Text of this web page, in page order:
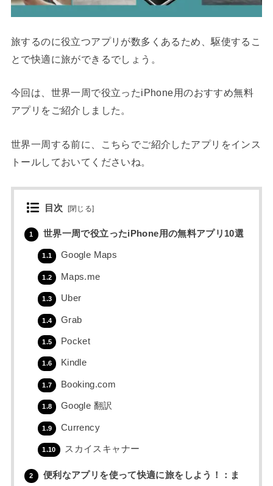
旅するのに役立つアプリが数多くあるため、駆使するこ
とで快適に旅ができるでしょう。
今回は、世界一周で役立ったiPhone用のおすすめ無料
アプリをご紹介しました。
世界一周する前に、こちらでご紹介したアプリをインス
トールしておいてくださいね。
目次 [閉じる]
1 世界一周で役立ったiPhone用の無料アプリ10選
1.1 Google Maps
1.2 Maps.me
1.3 Uber
1.4 Grab
1.5 Pocket
1.6 Kindle
1.7 Booking.com
1.8 Google 翻訳
1.9 Currency
1.10 スカイスキャナー
2
便利なアプリを使って快適に旅をしよう！：ま